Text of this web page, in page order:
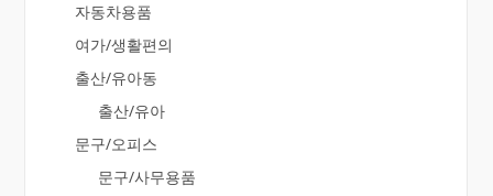
자동차용품
여가/생활편의
출산/유아동
출산/유아
문구/오피스
문구/사무용품